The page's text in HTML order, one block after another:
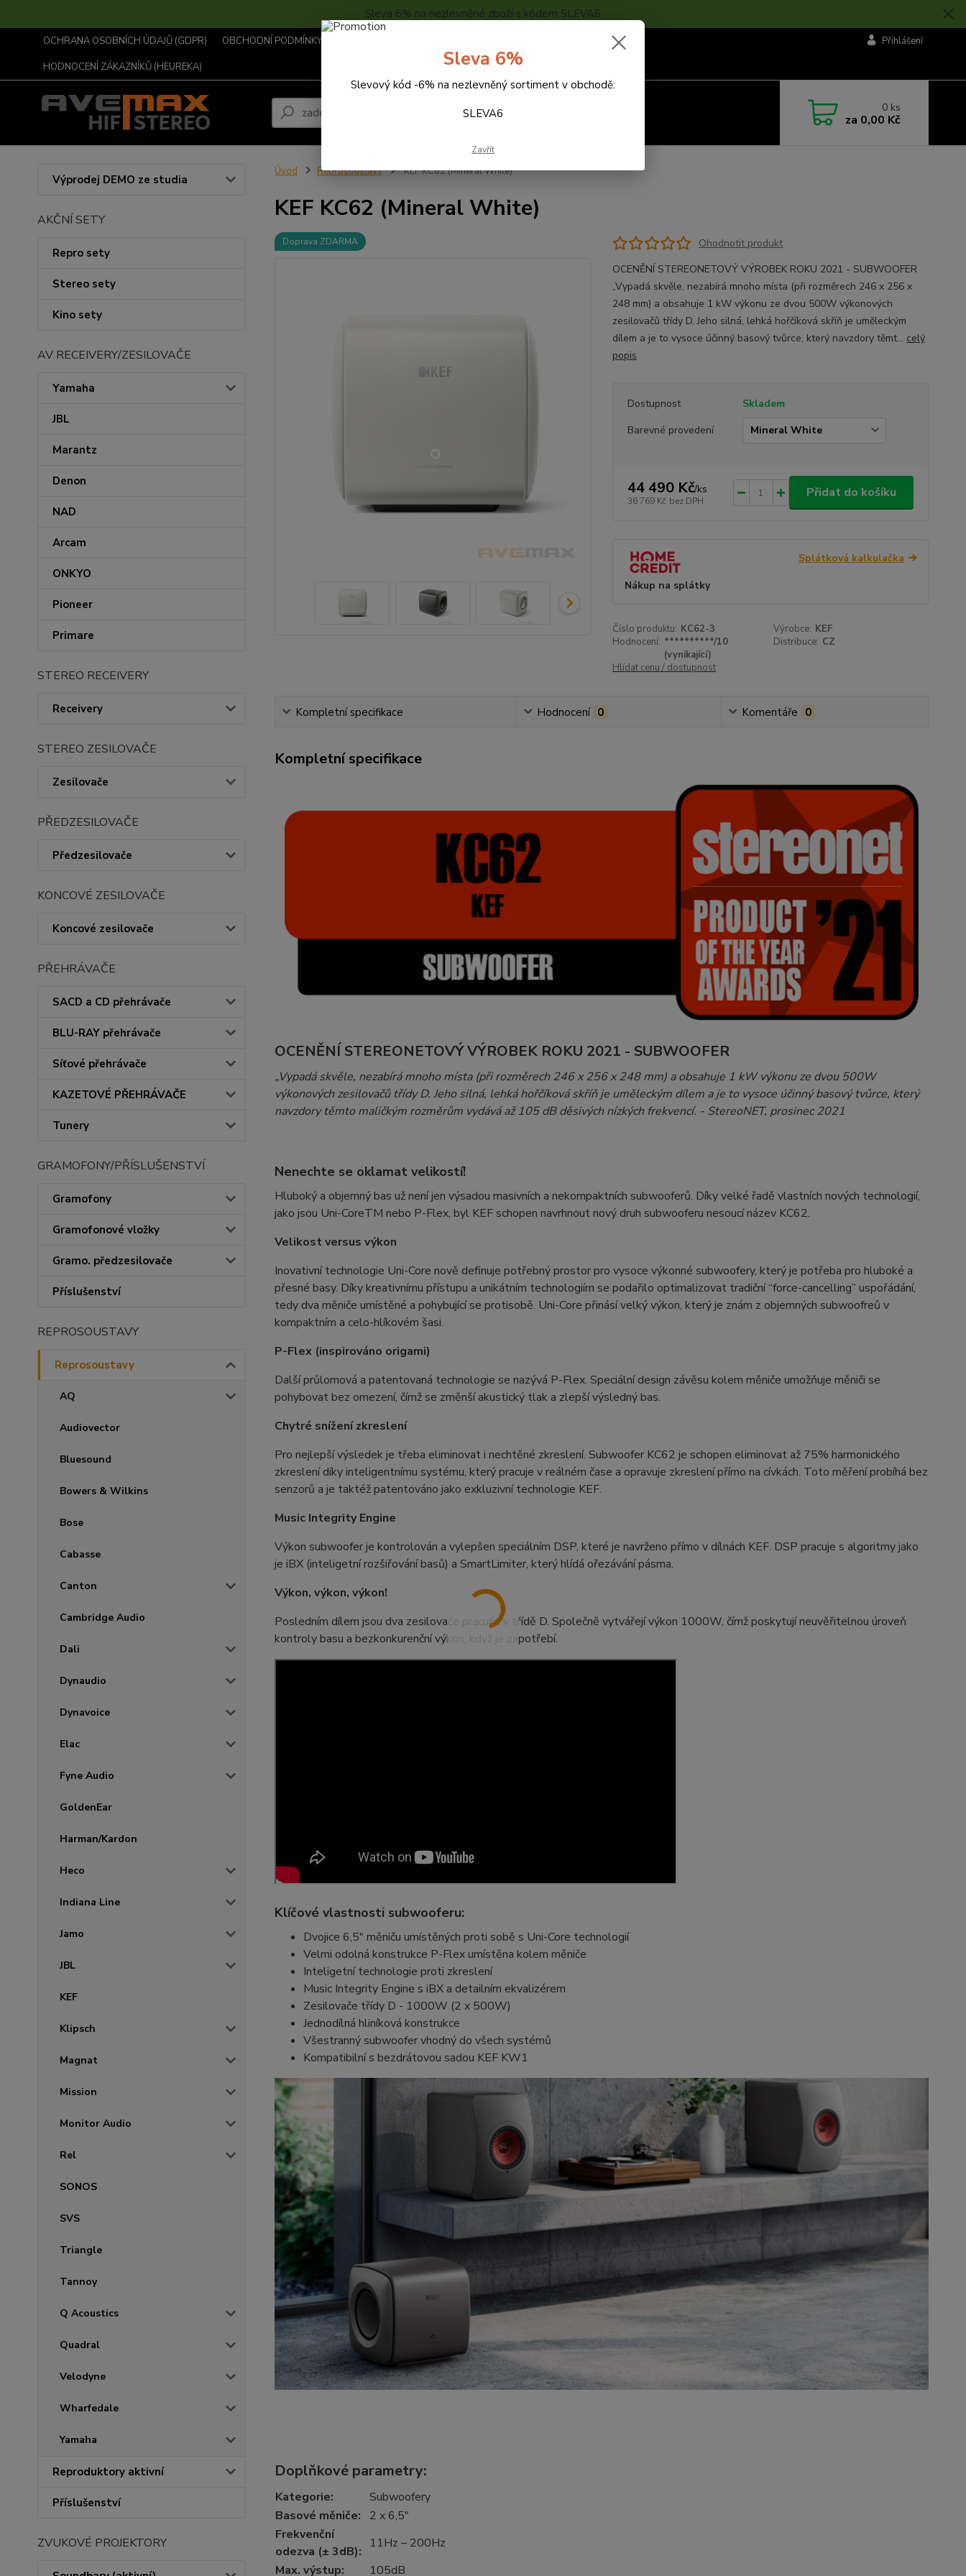
Sleva 6% na nezlevněné zboží s kódem SLEVA6
OCHRANA OSOBNÍCH ÚDAJŮ (GDPR) OBCHODNÍ PODMÍNKY ...
HODNOCENÍ ZÁKAZNÍKŮ (HEUREKA)
Přihlášení
Hledat 0 ks
za 0,00 Kč
Výprodej DEMO ze studia
AKČNÍ SETY
Repro sety
Stereo sety
Kino sety
AV RECEIVERY/ZESILOVAČE
Yamaha
JBL
Marantz
Denon
NAD
Arcam
ONKYO
Pioneer
Primare
STEREO RECEIVERY
Receivery
STEREO ZESILOVAČE
Zesilovače
PŘEDZESILOVAČE
Předzesilovače
KONCOVÉ ZESILOVAČE
Koncové zesilovače
PŘEHRÁVAČE
SACD a CD přehrávače
BLU-RAY přehrávače
Síťové přehrávače
KAZETOVÉ PŘEHRÁVAČE
Tunery
GRAMOFONY/PŘÍSLUŠENSTVÍ
Gramofony
Gramofonové vložky
Gramo. předzesilovače
Příslušenství
REPROSOUSTAVY
Reprosoustavy
AQ
Audiovector
Bluesound
Bowers & Wilkins
Bose
Cabasse
Canton
Cambridge Audio
Dali
Dynaudio
Dynavoice
Elac
Fyne Audio
GoldenEar
Harman/Kardon
Heco
Indiana Line
Jamo
JBL
KEF
Klipsch
Magnat
Mission
Monitor Audio
Rel
SONOS
SVS
Triangle
Tannoy
Q Acoustics
Quadral
Velodyne
Wharfedale
Yamaha
Reproduktory aktivní
Příslušenství
ZVUKOVÉ PROJEKTORY
Úvod Reprosoustavy KEF KC62 (Mineral White)
KEF KC62 (Mineral White)
Doprava ZDARMA
Ohodnotit produkt
OCENĚNÍ STEREONETOVÝ VÝROBEK ROKU 2021 - SUBWOOFER
„Vypadá skvěle, nezabírá mnoho místa (při rozměrech 246 x 256 x
248 mm) a obsahuje 1 kW výkonu ze dvou 500W výkonových
zesilovačů třídy D. Jeho silná, lehká hořčíková skříň je uměleckým
dílem a je to vysoce účinný basový tvůrce, který navzdory těmt... celý
popis
Dostupnost
Skladem
Barevné provedení
44 490 Kč/ks
36 769 Kč bez DPH
Přidat do košíku
Splátková kalkulačka
Nákup na splátky
Číslo produktu: KC62-3 Výrobce: KEF
Hodnocení: **********/10
(vynikající)
Distribuce: CZ
Hlídat cenu / dostupnost
Kompletní specifikace Hodnocení 0 Komentáře 0
Kompletní specifikace
OCENĚNÍ STEREONETOVÝ VÝROBEK ROKU 2021 - SUBWOOFER
„Vypadá skvěle, nezabírá mnoho místa (při rozměrech 246 x 256 x 248 mm) a obsahuje 1 kW výkonu ze dvou 500W
výkonových zesilovačů třídy D. Jeho silná, lehká hořčíková skříň je uměleckým dílem a je to vysoce účinný basový tvůrce, který
navzdory těmto maličkým rozměrům vydává až 105 dB děsivých nízkých frekvencí. - StereoNET, prosinec 2021
Nenechte se oklamat velikostí!
Hluboký a objemný bas už není jen výsadou masivních a nekompaktních subwooferů. Díky velké řadě vlastních nových technologií,
jako jsou Uni-CoreTM nebo P-Flex, byl KEF schopen navrhnout nový druh subwooferu nesoucí název KC62.
Velikost versus výkon
Inovativní technologie Uni-Core nově definuje potřebný prostor pro vysoce výkonné subwoofery, který je potřeba pro hluboké a
přesné basy. Díky kreativnímu přístupu a unikátním technologiím se podařilo optimalizovat tradiční “force-cancelling” uspořádání,
tedy dva měniče umístěné a pohybující se protisobě. Uni-Core přinásí velký výkon, který je znám z objemných subwoofreů v
kompaktním a celo-hlíkovém šasi.
P-Flex (inspirováno origami)
Další průlomová a patentovaná technologie se nazývá P-Flex. Speciální design závěsu kolem měniče umožňuje měniči se
pohybovat bez omezení, čímž se změnší akustický tlak a zlepší výsledný bas.
Chytré snížení zkreslení
Pro nejlepší výsledek je třeba eliminovat i nechtěné zkreslení. Subwoofer KC62 je schopen eliminovat až 75% harmonického
zkreslení díky inteligentnímu systému, který pracuje v reálném čase a opravuje zkreslení přímo na cívkách. Toto měření probíhá bez
senzorů a je taktéž patentováno jako exkluzivní technologie KEF.
Music Integrity Engine
Výkon subwoofer je kontrolován a vylepšen speciálním DSP, které je navrženo přímo v dílnách KEF. DSP pracuje s algoritmy jako
je iBX (inteligetní rozšiřování basů) a SmartLimiter, který hlídá ořezávání pásma.
Výkon, výkon, výkon!
Posledním dílem jsou dva zesilovače pracující v třídě D. Společně vytvářejí výkon 1000W, čímž poskytují neuvěřitelnou úroveň
kontroly basu a bezkonkurenční výkon, když je zapotřebí.
Klíčové vlastnosti subwooferu:
Dvojice 6,5" měniču umístěných proti sobě s Uni-Core technologií
Velmi odolná konstrukce P-Flex umístěna kolem měniče
Inteligetní technologie proti zkreslení
Music Integrity Engine s iBX a detailním ekvalizérem
Zesilovače třídy D - 1000W (2 x 500W)
Jednodílná hliníková konstrukce
Všestranný subwoofer vhodný do všech systémů
Kompatibilní s bezdrátovou sadou KEF KW1
Doplňkové parametry:
Kategorie:
Subwoofery
Basové měniče:
2 x 6,5"
Frekvenční
odezva (± 3dB):
11Hz – 200Hz
Max. výstup: 105dB
Sleva 6%
Slevový kód -6% na nezlevněný sortiment v obchodě:
SLEVA6
Zavřít